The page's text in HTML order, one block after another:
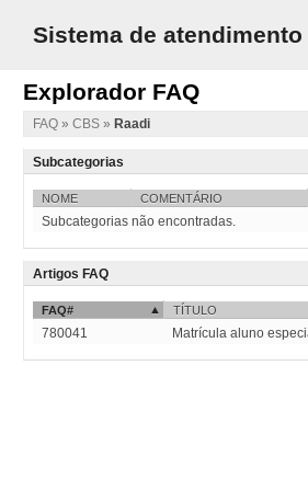
Sistema de
Explorador FAQ
FAQ » CBS » Raadi
Subcategorias
NOME COMENTÁRIO
Subcategorias não encontradas.
Artigos FAQ
FAQ# TÍTULO
780041 Matrícula aluno